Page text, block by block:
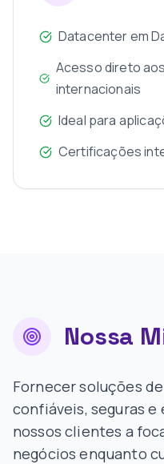
Datacenter em
Acesso direto
internacionais
Ideal para
Certificações
Nossa
Fornecer soluções
confiáveis, seguras
nossos clientes a
negócios enquanto